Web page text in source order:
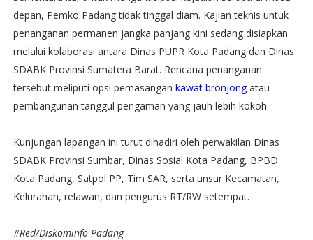
depan, Pemko Padang tidak tinggal diam. Kajian teknis untuk
penanganan permanen jangka panjang kini sedang disiapkan
melalui kolaborasi antara Dinas PUPR Kota Padang dan Dinas
SDABK Provinsi Sumatera Barat. Rencana penanganan
tersebut meliputi opsi pemasangan kawat bronjongatau
pembangunan tanggul pengaman yang jauh lebih kokoh.
​Kunjungan lapangan ini turut dihadiri oleh perwakilan Dinas
SDABK Provinsi Sumbar, Dinas Sosial Kota Padang, BPBD
Kota Padang, Satpol PP, Tim SAR, serta unsur Kecamatan,
Kelurahan, relawan, dan pengurus RT/RW setempat.
#Red/Diskominfo Padang